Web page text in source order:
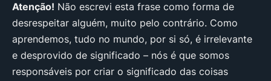
Atenção! Não escrevi esta frase como forma de
desrespeitar alguém, muito pelo contrário. Como
aprendemos, tudo no mundo, por si só, é irrelevante
e desprovido de significado – nós é que somos
responsáveis por criar o significado das coisas